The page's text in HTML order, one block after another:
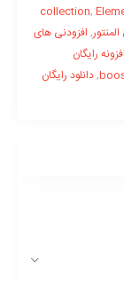
collection,
, افزودنی های
افزونه رایگان
,دانلود رایگان